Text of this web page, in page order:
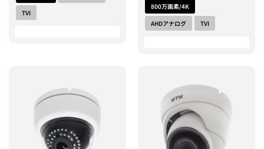
TVI
800万画素/4K
AHDアナログ
TVI